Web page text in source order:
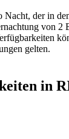
Nacht, der in
von 2
gelten.
in